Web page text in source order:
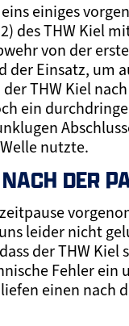
einiges
des THW Kiel
von der
der Einsatz, um
THW Kiel
ein
nutzte.
DER
leider nicht
der THW
Fehler ein
einen nach